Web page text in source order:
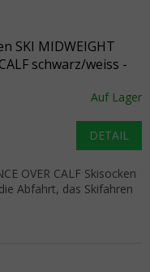
SKI MIDWEIGHT
schwarz/weiss -
Auf Lager
DETAIL
OVER CALF Skisocken
Abfahrt, das Skifahren